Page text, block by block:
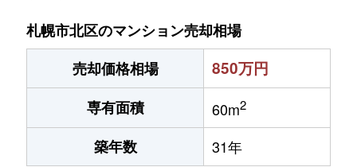
札幌市北区のマンション売却相場
売却価格相場
850万円
専有面積 60m2
築年数 31年